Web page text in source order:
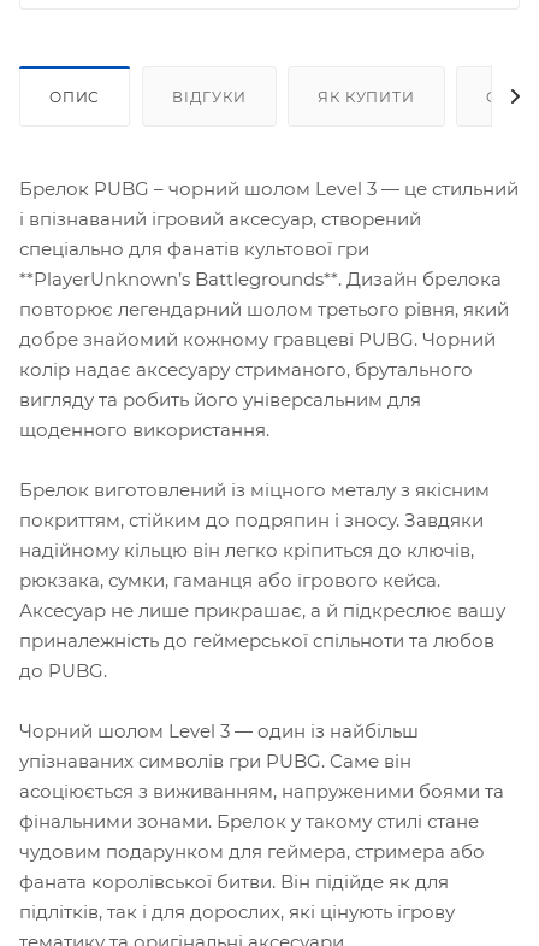
ОПИС ВІДГУКИ ЯК КУПИТИ
Брелок PUBG – чорний шолом Level 3 — це стильний
і впізнаваний ігровий аксесуар, створений
спеціально для фанатів культової гри
**PlayerUnknown’s Battlegrounds**. Дизайн брелока
повторює легендарний шолом третього рівня, який
добре знайомий кожному гравцеві PUBG. Чорний
колір надає аксесуару стриманого, брутального
вигляду та робить його універсальним для
щоденного використання.
Брелок виготовлений із міцного металу з якісним
покриттям, стійким до подряпин і зносу. Завдяки
надійному кільцю він легко кріпиться до ключів,
рюкзака, сумки, гаманця або ігрового кейса.
Аксесуар не лише прикрашає, а й підкреслює вашу
приналежність до геймерської спільноти та любов
до PUBG.
Чорний шолом Level 3 — один із найбільш
упізнаваних символів гри PUBG. Саме він
асоціюється з виживанням, напруженими боями та
фінальними зонами. Брелок у такому стилі стане
чудовим подарунком для геймера, стримера або
фаната королівської битви. Він підійде як для
підлітків, так і для дорослих, які цінують ігрову
тематику та оригінальні аксесуари.